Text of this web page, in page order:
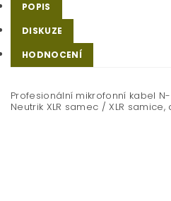
POPIS
DISKUZE
HODNOCENÍ
Profesionální mikrofonní kabel
Neutrik XLR samec / XLR